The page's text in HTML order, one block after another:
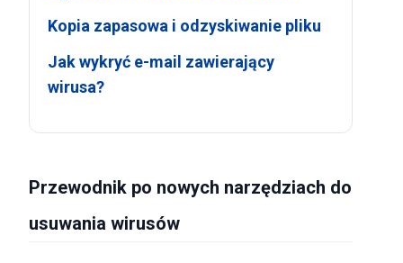
Kopia zapasowa i odzyskiwanie pliku
Jak wykryć e-mail zawierający
wirusa?
Przewodnik po nowych narzędziach do
usuwania wirusów